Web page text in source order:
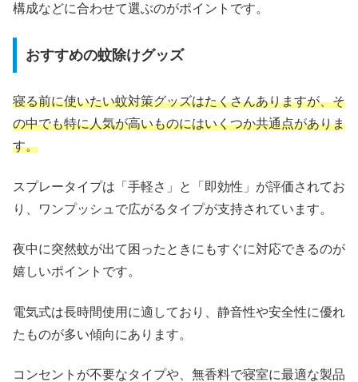
構成などに合わせて選ぶのがポイントです。
おすすめの蚊除けグッズ
寝る前に使いたい蚊対策グッズはたくさんありますが、そ
の中でも特に人気が高いものにはいくつか共通点がありま
す。
スプレータイプは「手軽さ」と「即効性」が評価されてお
り、ワンプッシュで広がるタイプが支持されています。
夜中に突然蚊が出て困ったときにもすぐに対応できるのが
嬉しいポイントです。
電気式は長時間使用に適しており、静音性や安全性に優れ
たものが多い傾向にあります。
コンセントが不要なタイプや、無香料で寝室に最適な製品